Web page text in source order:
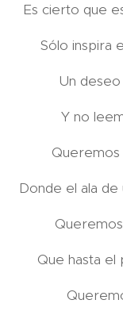
Es cierto que
Sólo inspira
Un
Y no
Queremos
Donde el ala de
Que hasta el